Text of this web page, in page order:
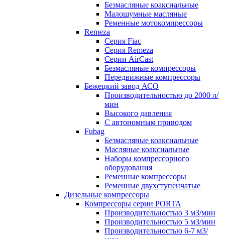
Безмаcляные коаксиальные
Малошумные масляные
Ременные мотокомпрессоры
Remeza
Серия Fiac
Серия Remeza
Серии AirCast
Безмасляные компрессоры
Передвижные компрессоры
Бежецкий завод АСО
Производительностью до 2000 л/
мин
Высокого давления
С автономным приводом
Fubag
Безмасляные коаксиальные
Маcляные коаксиальные
Наборы компрессорного
оборудования
Ременные компрессоры
Ременные двухступенчатые
Дизельные компрессоры
Компрессоры серии PORTA
Производительностью 3 м3/мин
Производительностью 5 м3/мин
Производительностью 6-7 м3/